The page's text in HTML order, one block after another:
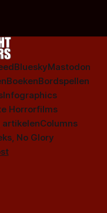
BlueskyMastodon
BoekenBordspellen
Infographics
Horrorfilms
artikelenColumns
No Glory